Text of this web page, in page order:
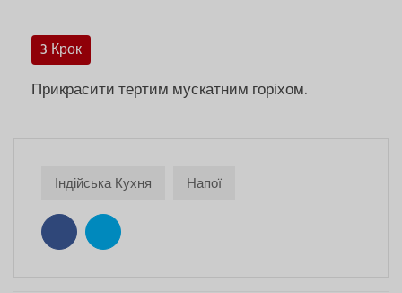
3 Крок
Прикрасити тертим мускатним горіхом.
Індійська Кухня Напої